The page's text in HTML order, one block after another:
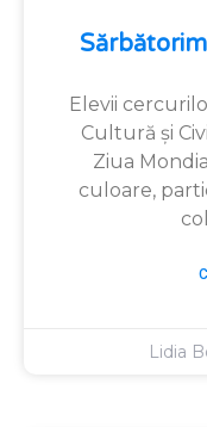
Elevii
Cultură și
Ziua
culoare,
Lidia